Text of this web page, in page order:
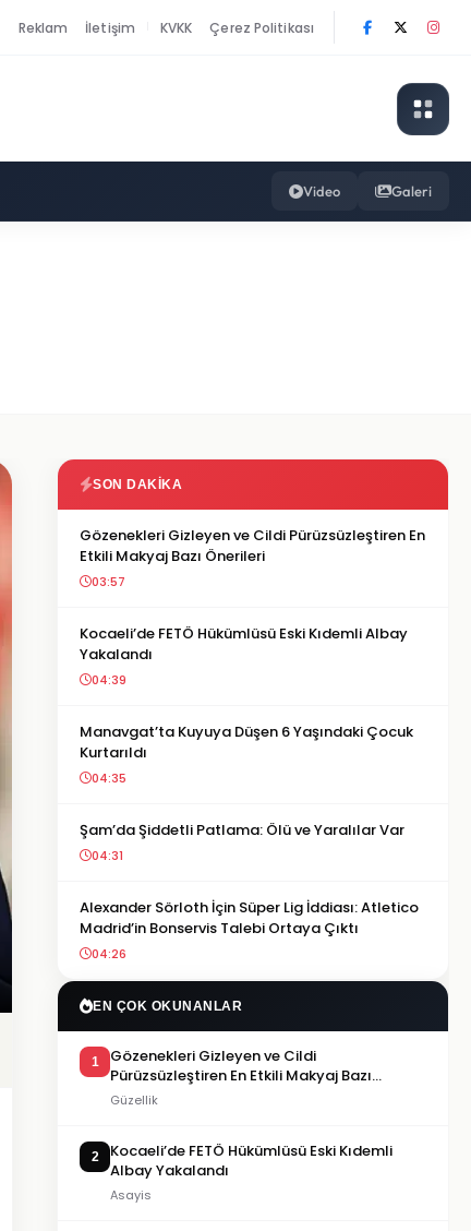
Reklam İletişim KVKK Çerez Politikası
Video Galeri
SON DAKIKA
Gözenekleri Gizleyen ve Cildi Pürüzsüzleştiren En
Etkili Makyaj Bazı Önerileri
03:57
Kocaeli’de FETÖ Hükümlüsü Eski Kıdemli Albay
Yakalandı
04:39
Manavgat’ta Kuyuya Düşen 6 Yaşındaki Çocuk
Kurtarıldı
04:35
Şam’da Şiddetli Patlama: Ölü ve Yaralılar Var
04:31
Alexander Sörloth İçin Süper Lig İddiası: Atletico
Madrid’in Bonservis Talebi Ortaya Çıktı
04:26
EN ÇOK OKUNANLAR
1
Gözenekleri Gizleyen ve Cildi
Pürüzsüzleştiren En Etkili Makyaj Bazı
Önerileri
Güzellik
2
Kocaeli’de FETÖ Hükümlüsü Eski Kıdemli
Albay Yakalandı
Asayis